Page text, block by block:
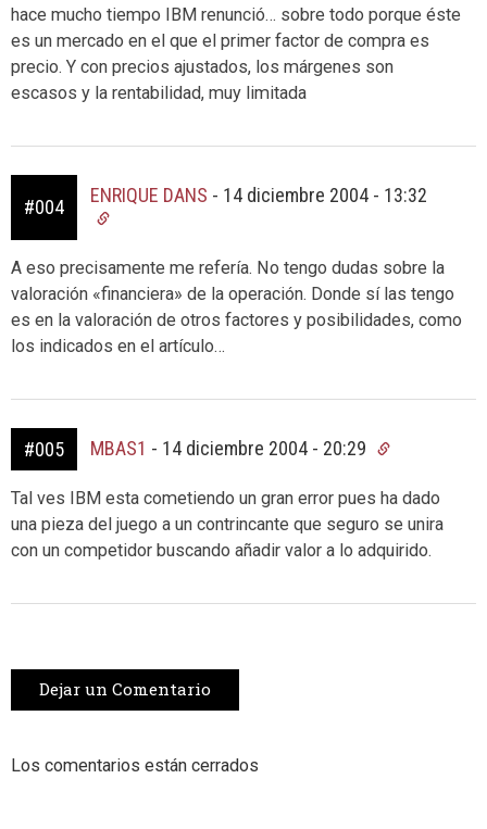
hace mucho tiempo IBM renunció… sobre todo porque éste
es un mercado en el que el primer factor de compra es
precio. Y con precios ajustados, los márgenes son
escasos y la rentabilidad, muy limitada
#004
ENRIQUE DANS - 14 diciembre 2004 - 13:32
A eso precisamente me refería. No tengo dudas sobre la
valoración «financiera» de la operación. Donde sí las tengo
es en la valoración de otros factores y posibilidades, como
los indicados en el artículo…
#005 MBAS1 - 14 diciembre 2004 - 20:29
Tal ves IBM esta cometiendo un gran error pues ha dado
una pieza del juego a un contrincante que seguro se unira
con un competidor buscando añadir valor a lo adquirido.
Dejar un Comentario
Los comentarios están cerrados